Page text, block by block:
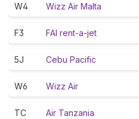
W4 Wizz Air Malta
F3 FAI rent-a-jet
5J Cebu Pacific
W6 Wizz Air
TC
Air Tanzania